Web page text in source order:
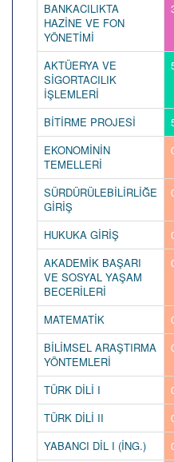
BANKACILIKTA
HAZİNE VE FON
YÖNETİMİ
AKTÜERYA VE
SİGORTACILIK
İŞLEMLERİ
BİTİRME PROJESİ
EKONOMİNİN
TEMELLERİ
SÜRDÜRÜLEBİLİRLİĞE
GİRİŞ
HUKUKA GİRİŞ
AKADEMİK BAŞARI
VE SOSYAL YAŞAM
BECERİLERİ
MATEMATİK
BİLİMSEL ARAŞTIRMA
YÖNTEMLERİ
TÜRK DİLİ I
TÜRK DİLİ II
YABANCI DİL I (İNG.)